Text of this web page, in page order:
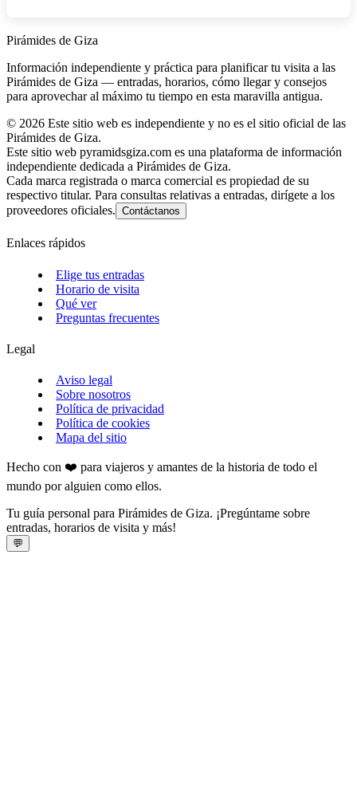
Pirámides de Giza
Información independiente y práctica para planificar tu visita a las
Pirámides de Giza — entradas, horarios, cómo llegar y consejos
para aprovechar al máximo tu tiempo en esta maravilla antigua.
© 2026 Este sitio web es independiente y no es el sitio oficial de las
Pirámides de Giza.
Este sitio web pyramidsgiza.com es una plataforma de información
independiente dedicada a Pirámides de Giza.
Cada marca registrada o marca comercial es propiedad de su
respectivo titular. Para consultas relativas a entradas, dirígete a los
proveedores oficiales. Contáctanos
Enlaces rápidos
Elige tus entradas
Horario de visita
Qué ver
Preguntas frecuentes
Legal
Aviso legal
Sobre nosotros
Política de privacidad
Política de cookies
Mapa del sitio
Hecho con ❤️ para viajeros y amantes de la historia de todo el
mundo por alguien como ellos.
Tu guía personal para Pirámides de Giza. ¡Pregúntame sobre
entradas, horarios de visita y más!
💬